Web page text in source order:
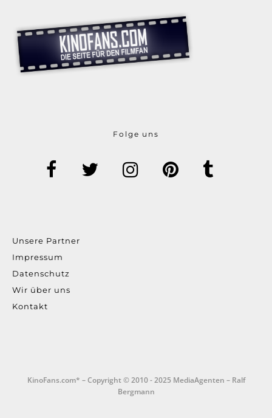
Folge uns
Unsere Partner
Impressum
Datenschutz
Wir über uns
Kontakt
KinoFans.com* – Copyright © 2010 - 2025 MediaAgenten – Ralf
Bergmann